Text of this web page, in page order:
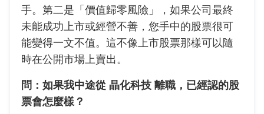
手。第二是「價值歸零風險」，如果公司最終
未能成功上市或經營不善，您手中的股票很可
能變得一文不值。這不像上市股票那樣可以隨
時在公開市場上賣出。
問：如果我中途從 晶化科技 離職，已經認的股
票會怎麼樣？